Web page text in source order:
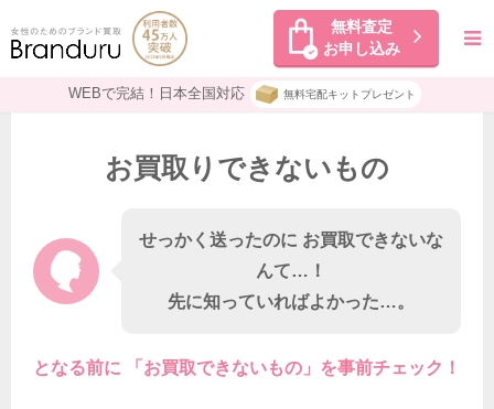
無料査定
お申し込み
WEBで完結！日本全国対応 無料宅配キットプレゼント
お買取りできないもの
せっかく送ったのに お買取できないな
んて…！
先に知っていればよかった…。
となる前に 「お買取できないもの」を事前チェック！